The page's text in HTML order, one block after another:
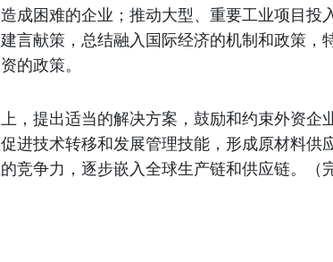
成困难的企业；推动大型、重要工业项目投
言献策，总结融入国际经济的机制和政策，
的政策。
，提出适当的解决方案，鼓励和约束外资企
进技术转移和发展管理技能，形成原材料供
竞争力，逐步嵌入全球生产链和供应链。（完